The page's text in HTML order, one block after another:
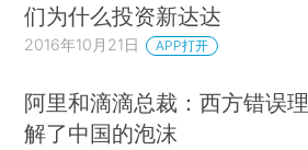
们为什么投资新达达
2016年10月21日 APP打开
阿里和滴滴总裁：西方错误理
解了中国的泡沫